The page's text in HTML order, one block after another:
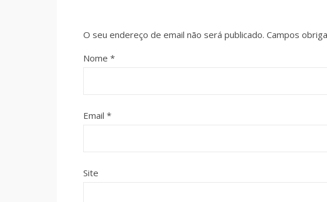
O seu endereço de email não será publicado. Campos
Nome *
Email *
Site